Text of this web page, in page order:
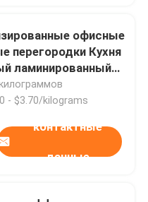
офисные
перегородки Кухня
ламинированный
- $3.70/kilograms
контактные
данные